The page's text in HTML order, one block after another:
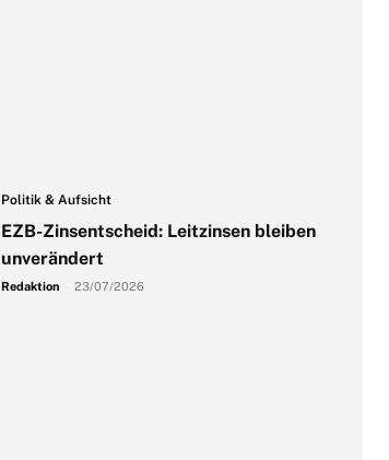
Politik & Aufsicht
EZB-Zinsentscheid: Leitzinsen bleiben
unverändert
Redaktion 23/07/2026